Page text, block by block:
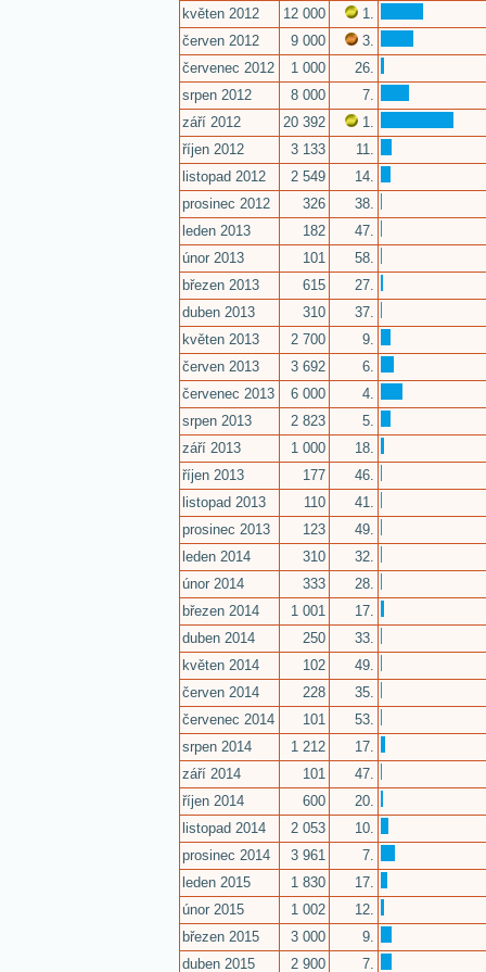
květen 2012
12 000
1.
červen 2012
9 000
3.
červenec 2012
1 000
26.
srpen 2012
8 000
7.
září 2012
20 392
1.
říjen 2012
3 133
11.
listopad 2012
2 549
14.
prosinec 2012
326
38.
leden 2013
182
47.
únor 2013
101
58.
březen 2013
615
27.
duben 2013
310
37.
květen 2013
2 700
9.
červen 2013
3 692
6.
červenec 2013
6 000
4.
srpen 2013
2 823
5.
září 2013
1 000
18.
říjen 2013
177
46.
listopad 2013
110
41.
prosinec 2013
123
49.
leden 2014
310
32.
únor 2014
333
28.
březen 2014
1 001
17.
duben 2014
250
33.
květen 2014
102
49.
červen 2014
228
35.
červenec 2014
101
53.
srpen 2014
1 212
17.
září 2014
101
47.
říjen 2014
600
20.
listopad 2014
2 053
10.
prosinec 2014
3 961
7.
leden 2015
1 830
17.
únor 2015
1 002
12.
březen 2015
3 000
9.
duben 2015
2 900 7.